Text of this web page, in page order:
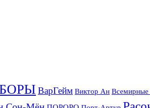
ВарГейм Виктор Ан Всемирные